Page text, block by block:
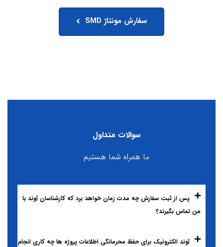
سفارش مونتاژ SMD
سوالات متداول
ما همراه شما هستیم
پس از ثبت سفارش چه مدت زمان خواهد برد که کارشناسان آوند با
من تماس بگیرند؟
آوند الکترونیک برای حفظ محرمانگی اطلاعات پروژه ها چه کاری انجام